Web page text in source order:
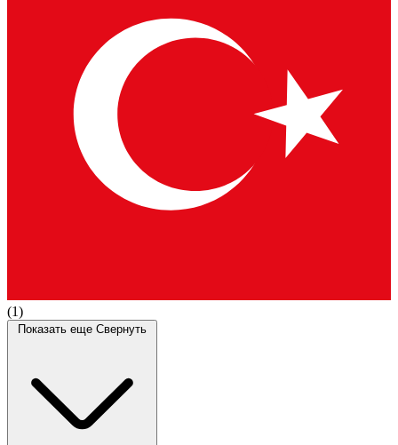
(1)
Показать еще Свернуть